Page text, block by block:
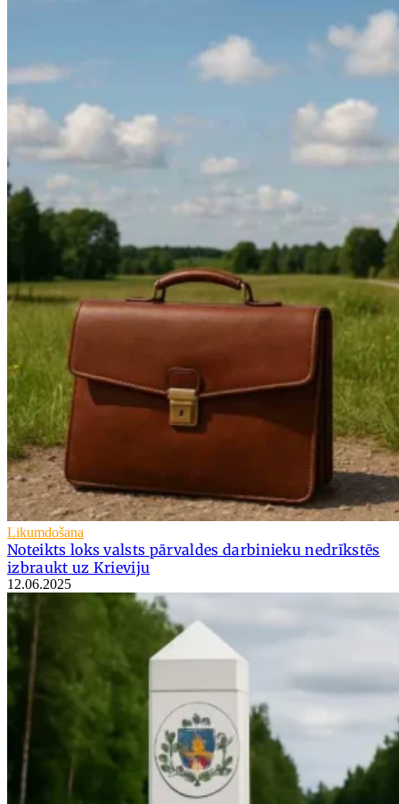
Likumdošana
Noteikts loks valsts pārvaldes darbinieku nedrīkstēs
izbraukt uz Krieviju
12.06.2025